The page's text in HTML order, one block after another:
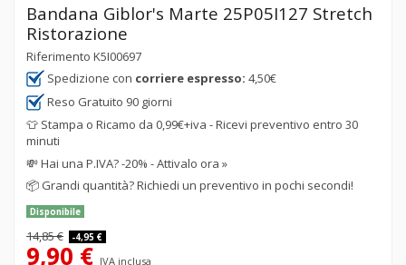
Bandana Giblor's Marte 25P05I127 Stretch
Ristorazione
Riferimento K5I00697
Spedizione con corriere espresso: 4,50€
Reso Gratuito 90 giorni
👕 Stampa o Ricamo da 0,99€+iva - Ricevi preventivo entro 30
minuti
💸Hai una P.IVA? -20% - Attivalo ora »
📦 Grandi quantità? Richiedi un preventivo in pochi secondi!
Disponibile
14,85 € -4,95 €
9,90 € IVA inclusa